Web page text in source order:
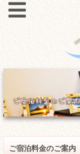
ご宿泊料金のご案内